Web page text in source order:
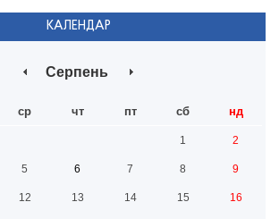
КАЛЕНДАР
Серпень
ср чт пт сб нд
1 2
5 6 7 8 9
12 13 14 15 16